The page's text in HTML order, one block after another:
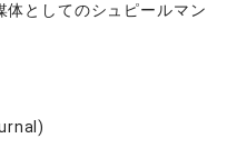
体としてのシュピールマン